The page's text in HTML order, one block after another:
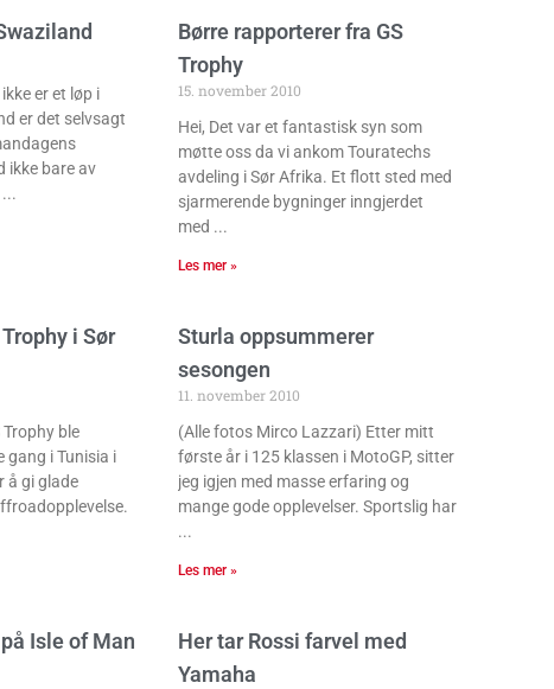
er et løp i
er det selvsagt
ikke bare av
Børre rapporterer fra GS
Trophy
15. november 2010
Hei, Det var et fantastisk syn som
møtte oss da vi ankom Touratechs
avdeling i Sør Afrika. Et flott sted med
sjarmerende bygninger inngjerdet
med
Les mer »
i Sør
ble
i Tunisia i
å gi glade
Sturla oppsummerer
sesongen
11. november 2010
(Alle fotos Mirco Lazzari) Etter mitt
første år i 125 klassen i MotoGP, sitter
jeg igjen med masse erfaring og
mange gode opplevelser. Sportslig har
Les mer »
Isle of Man
Her tar Rossi farvel med
Yamaha